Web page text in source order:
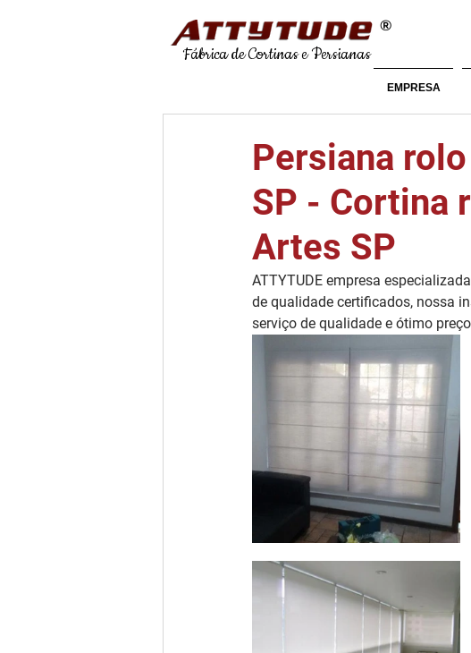
Fábrica de Cortinas e Persianas
®
EMPRESA
Persiana
SP - Cortina
Artes SP
ATTYTUDE empresa
de qualidade certificados, nossa
serviço de qualidade e ótimo